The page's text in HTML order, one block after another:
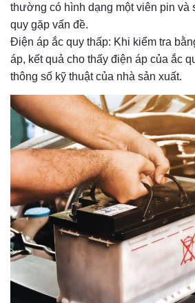
thường có hình dạng một viên pin và
quy gặp vấn đề.
Điện áp ắc quy thấp: Khi kiểm tra
áp, kết quả cho thấy điện áp của ắc
thông số kỹ thuật của nhà sản xuất.